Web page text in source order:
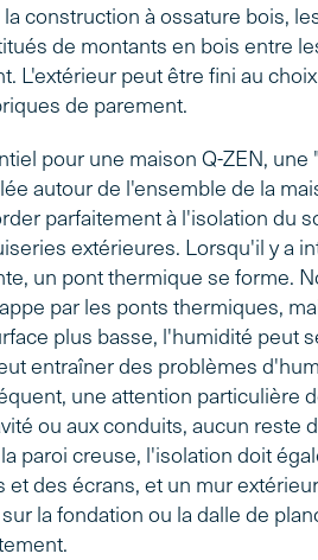
la construction à ossature bois,
de montants en bois entre
L'extérieur peut être fini au
de parement.
pour une maison Q-ZEN,
autour de l'ensemble de la
parfaitement à l'isolation du
extérieures. Lorsqu'il y a
un pont thermique se forme.
par les ponts thermiques,
plus basse, l'humidité peut
entraîner des problèmes
une attention particulière
ou aux conduits, aucun reste
paroi creuse, l'isolation doit
et des écrans, et un mur
la fondation ou la dalle de